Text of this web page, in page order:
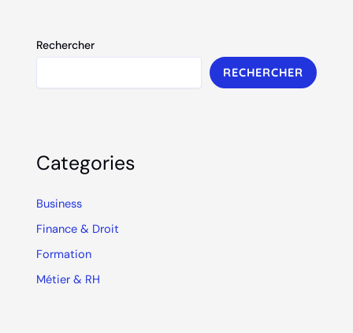
Rechercher
RECHERCHER
Categories
Business
Finance & Droit
Formation
Métier & RH